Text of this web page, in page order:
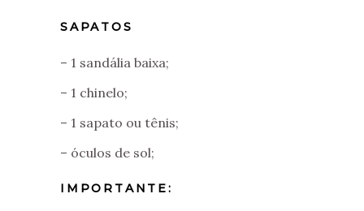
SAPATOS
– 1 sandália baixa;
– 1 chinelo;
– 1 sapato ou tênis;
– óculos de sol;
IMPORTANTE: